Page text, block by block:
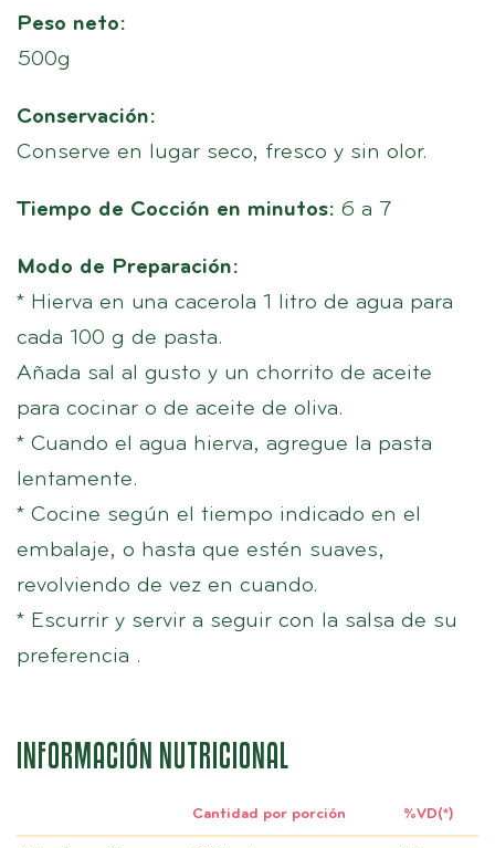
Peso neto:
500g
Conservación:
Conserve en lugar seco, fresco y sin olor.
Tiempo de Cocción en minutos: 6 a 7
Modo de Preparación:
* Hierva en una cacerola 1 litro de agua para
cada 100 g de pasta.
Añada sal al gusto y un chorrito de aceite
para cocinar o de aceite de oliva.
* Cuando el agua hierva, agregue la pasta
lentamente.
* Cocine según el tiempo indicado en el
embalaje, o hasta que estén suaves,
revolviendo de vez en cuando.
* Escurrir y servir a seguir con la salsa de su
preferencia .
INFORMACIÓN NUTRICIONAL
Cantidad por porción %VD(*)